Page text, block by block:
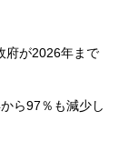
府が2026年まで
ら97％も減少し